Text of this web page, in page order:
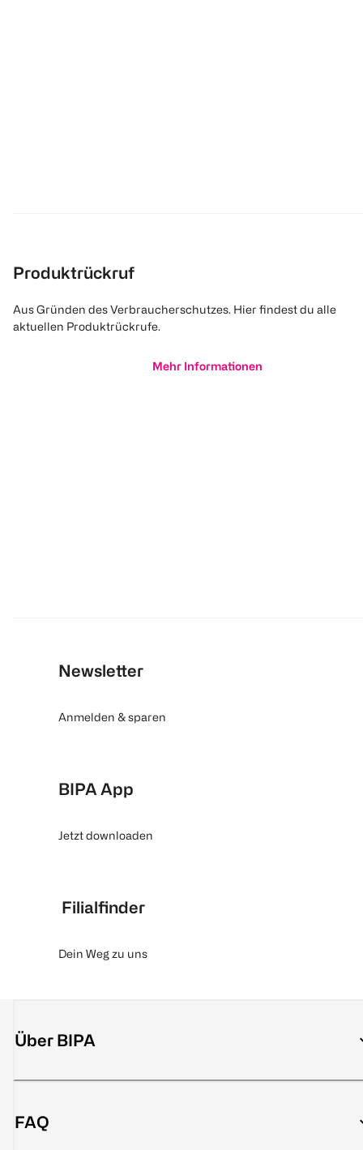
Produktrückruf
Aus Gründen des Verbraucherschutzes. Hier findest du alle
aktuellen Produktrückrufe.
Mehr Informationen
Newsletter
Anmelden & sparen
BIPA App
Jetzt downloaden
Filialfinder
Dein Weg zu uns
Über BIPA
FAQ